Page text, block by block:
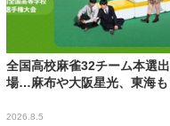
全国高校麻雀32チーム本選出
場…麻布や大阪星光、東海も
2026.8.5